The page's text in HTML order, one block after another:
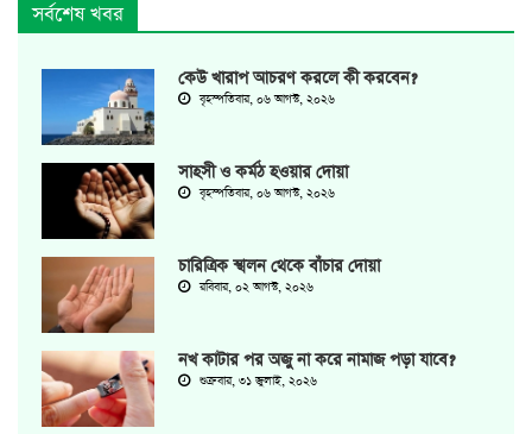
সর্বশেষ খবর
কেউ খারাপ আচরণ করলে কী করবেন?
বৃহস্পতিবার, ০৬ আগস্ট, ২০২৬
সাহসী ও কর্মঠ হওয়ার দোয়া
বৃহস্পতিবার, ০৬ আগস্ট, ২০২৬
চারিত্রিক স্খলন থেকে বাঁচার দোয়া
রবিবার, ০২ আগস্ট, ২০২৬
নখ কাটার পর অজু না করে নামাজ পড়া যাবে?
শুক্রবার, ৩১ জুলাই, ২০২৬